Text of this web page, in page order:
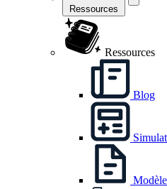
Ressources
Ressources
Blog